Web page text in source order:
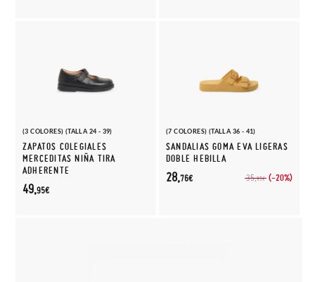
(3 COLORES) (TALLA 24 - 39)
ZAPATOS COLEGIALES
MERCEDITAS NIÑA TIRA
ADHERENTE
49,95€
(7 COLORES) (TALLA 36 - 41)
SANDALIAS GOMA EVA LIGERAS
DOBLE HEBILLA
35,95€ (-20%)
28,76€